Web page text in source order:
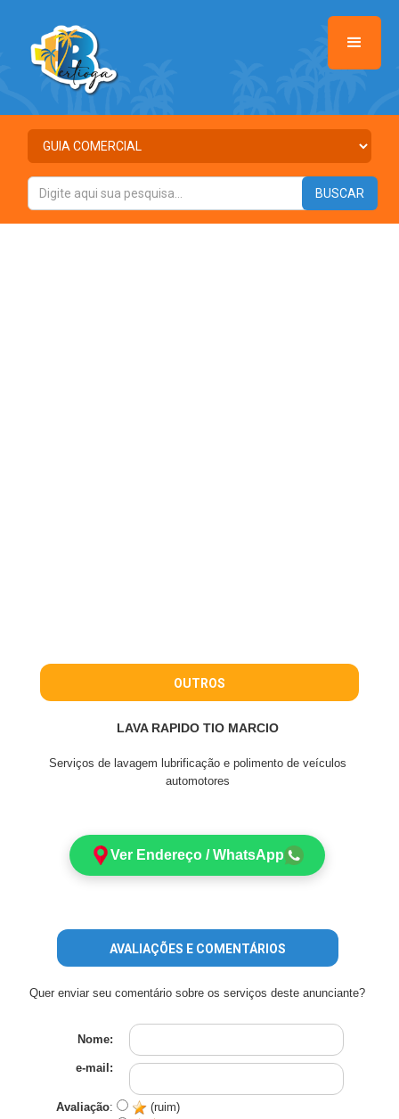
OUTROS
LAVA RAPIDO TIO MARCIO
Serviços de lavagem lubrificação e polimento de veículos
automotores
Ver Endereço / WhatsApp
AVALIAÇÕES E COMENTÁRIOS
Quer enviar seu comentário sobre os serviços deste anunciante?
Nome:
e-mail:
Avaliação:
(ruim)